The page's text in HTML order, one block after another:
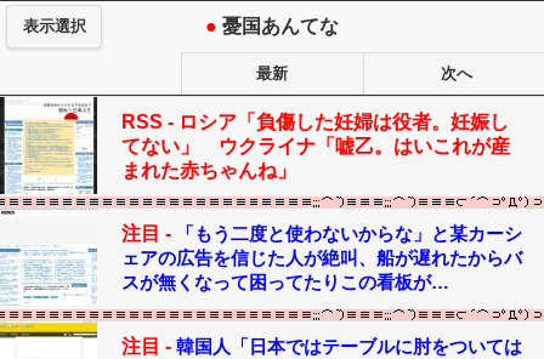
表示選択 ● 憂国あんてな
最新 次へ
RSS - ロシア「負傷した妊婦は役者。妊娠し
てない」 ウクライナ「嘘乙。はいこれが産
まれた赤ちゃんね」
注目 -
「もう二度と使わないからな」と某カーシ
ェアの広告を信じた人が絶叫、船が遅れたからバ
スが無くなって困ってたりこの看板が…
注目 - 韓国人「日本ではテーブルに肘をついては